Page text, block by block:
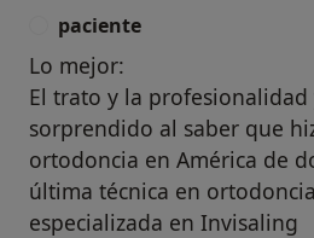
paciente
Lo mejor:
El trato y la profesionalidad
sorprendido al saber que
ortodoncia en América de
última técnica en
especializada en Invisaling